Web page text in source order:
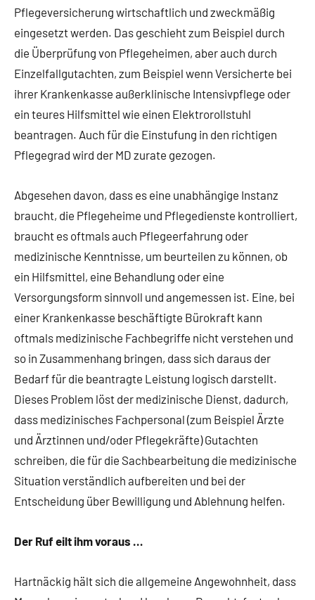
Pflegeversicherung wirtschaftlich und zweckmäßig
eingesetzt werden. Das geschieht zum Beispiel durch
die Überprüfung von Pflegeheimen, aber auch durch
Einzelfallgutachten, zum Beispiel wenn Versicherte bei
ihrer Krankenkasse außerklinische Intensivpflege oder
ein teures Hilfsmittel wie einen Elektrorollstuhl
beantragen. Auch für die Einstufung in den richtigen
Pflegegrad wird der MD zurate gezogen.
Abgesehen davon, dass es eine unabhängige Instanz
braucht, die Pflegeheime und Pflegedienste kontrolliert,
braucht es oftmals auch Pflegeerfahrung oder
medizinische Kenntnisse, um beurteilen zu können, ob
ein Hilfsmittel, eine Behandlung oder eine
Versorgungsform sinnvoll und angemessen ist. Eine, bei
einer Krankenkasse beschäftigte Bürokraft kann
oftmals medizinische Fachbegriffe nicht verstehen und
so in Zusammenhang bringen, dass sich daraus der
Bedarf für die beantragte Leistung logisch darstellt.
Dieses Problem löst der medizinische Dienst, dadurch,
dass medizinisches Fachpersonal (zum Beispiel Ärzte
und Ärztinnen und/oder Pflegekräfte) Gutachten
schreiben, die für die Sachbearbeitung die medizinische
Situation verständlich aufbereiten und bei der
Entscheidung über Bewilligung und Ablehnung helfen.
Der Ruf eilt ihm voraus …
Hartnäckig hält sich die allgemeine Angewohnheit, dass